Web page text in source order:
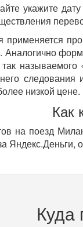
укажите
применяется
Аналогично
так
следования
низкой цене.
Как
на поезд
Яндекс.Деньги,
Куда